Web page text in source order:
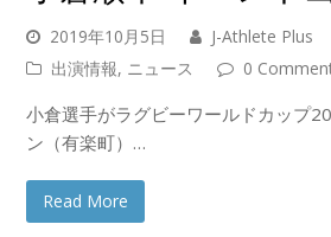
2019年10月5日
J-Athlete Plus
出演情報, ニュース 0
小倉選手がラグビーワールドカップ
ン（有楽町）…
Read More